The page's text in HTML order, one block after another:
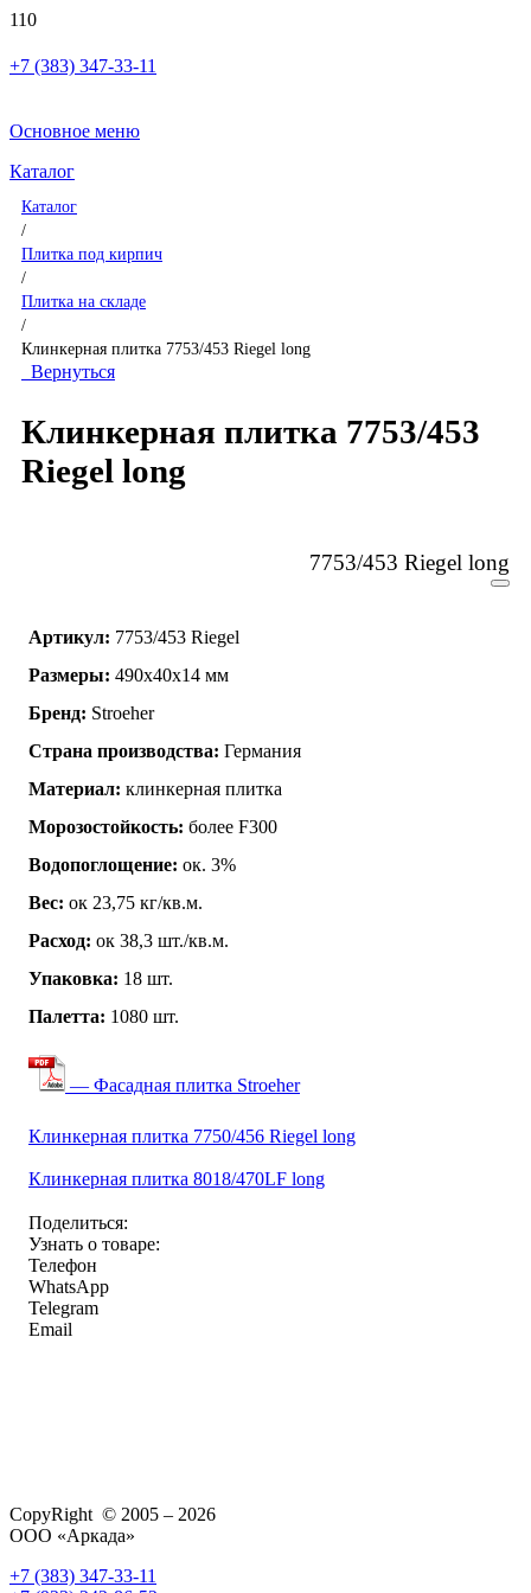
+7 (383) 347-33-11
Основное меню
Каталог
Каталог
/
Плитка под кирпич
/
Плитка на складе
/
Клинкерная плитка 7753/453 Riegel long
Вернуться
Клинкерная плитка 7753/453
Riegel long
7753/453 Riegel long
Артикул: 7753/453 Riegel
Размеры: 490x40x14 мм
Бренд: Stroeher
Страна производства: Германия
Материал: клинкерная плитка
Морозостойкость: более F300
Водопоглощение: ок. 3%
Вес: ок 23,75 кг/кв.м.
Расход: ок 38,3 шт./кв.м.
Упаковка: 18 шт.
Палетта: 1080 шт.
— Фасадная плитка Stroeher
Клинкерная плитка 7750/456 Riegel long
Клинкерная плитка 8018/470LF long
Поделиться:
Узнать о товаре:
Телефон
WhatsApp
Telegram
Email
CopyRight © 2005 – 2026
ООО «Аркада»
+7 (383) 347-33-11